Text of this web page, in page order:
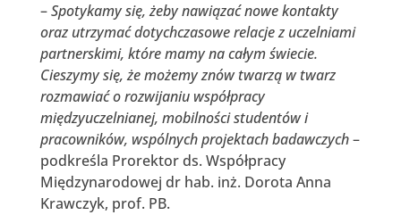
–Spotykamy się, żeby nawiązać nowe kontakty
oraz utrzymać dotychczasowe relacje z uczelniami
partnerskimi, które mamy na całym świecie.
Cieszymy się, że możemy znów twarzą w twarz
rozmawiać o rozwijaniu współpracy
międzyuczelnianej, mobilności studentów i
pracowników, wspólnych projektach badawczych–
podkreśla Prorektor ds. Współpracy
Międzynarodowej dr hab. inż. Dorota Anna
Krawczyk, prof. PB.